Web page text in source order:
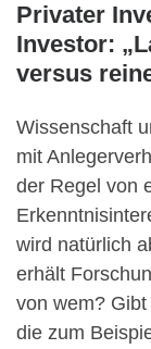
Privater
Investor:
versus
Wissenschaft
mit
der Regel von
wird natürlich
erhält
von wem?
die zum